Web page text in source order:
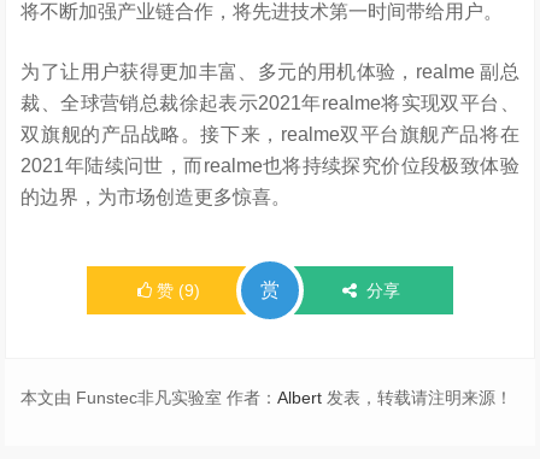
将不断加强产业链合作，将先进技术第一时间带给用户。
为了让用户获得更加丰富、多元的用机体验，realme 副总
裁、全球营销总裁徐起表示2021年realme将实现双平台、
双旗舰的产品战略。接下来，realme双平台旗舰产品将在
2021年陆续问世，而realme也将持续探究价位段极致体验
的边界，为市场创造更多惊喜。
赞 (9) 赏 分享
本文由 Funstec非凡实验室 作者：Albert 发表，转载请注明来源！